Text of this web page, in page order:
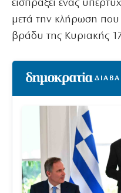
εισπράξει ένας
μετά την κλήρωση
βράδυ της Κυριακής